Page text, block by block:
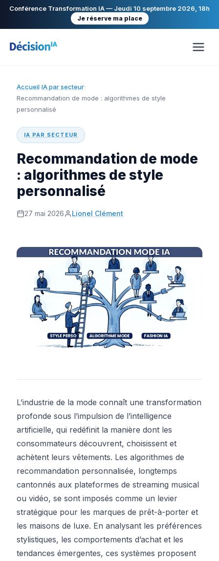
Conférence Transformation IA — Jeudi 10 septembre 2026, 18h
Je réserve ma place
Accueil›IA par secteur›
Recommandation de mode : algorithmes de style
personnalisé
IA PAR SECTEUR
Recommandation de mode
: algorithmes de style
personnalisé
27 mai 2026 Lionel Clément
L’industrie de la mode connaît une transformation
profonde sous l’impulsion de l’intelligence
artificielle, qui redéfinit la manière dont les
consommateurs découvrent, choisissent et
achètent leurs vêtements. Les algorithmes de
recommandation personnalisée, longtemps
cantonnés aux plateformes de streaming musical
ou vidéo, se sont imposés comme un levier
stratégique pour les marques de prêt-à-porter et
les maisons de luxe. En analysant les préférences
stylistiques, les comportements d’achat et les
tendances émergentes, ces systèmes proposent